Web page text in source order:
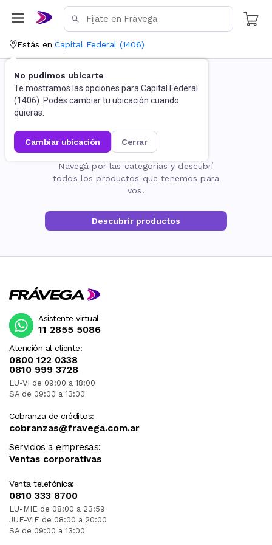
Estás en Capital Federal (1406)
No pudimos ubicarte
Te mostramos las opciones para Capital Federal
(1406). Podés cambiar tu ubicación cuando
quieras.
cambiar ubicación cerrar
La página no existe
Navegá por las categorías y descubrí
todos los productos que tenemos para
vos.
Descubrir productos
Atención al cliente:
0800 122 0338
0810 999 3728
LU-VI de 09:00 a 18:00
SA de 09:00 a 13:00
Cobranza de créditos:
cobranzas@fravega.com.ar
Servicios a empresas:
Ventas corporativas
Venta telefónica:
0810 333 8700
LU-MIE de 08:00 a 23:59
JUE-VIE de 08:00 a 20:00
SA de 09:00 a 13:00
Asistente virtual
11 2855 5086